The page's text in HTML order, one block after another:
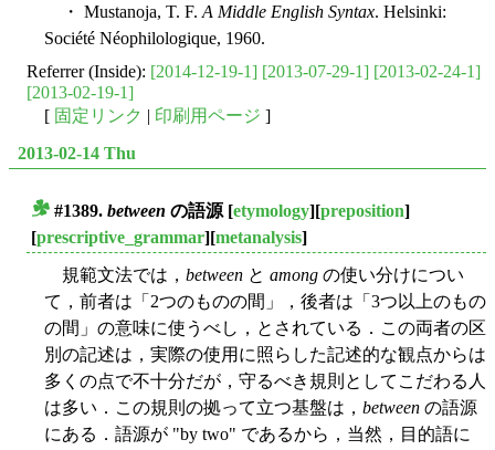
・ Mustanoja, T. F. A Middle English Syntax. Helsinki:
Société Néophilologique, 1960.
Referrer (Inside): [2014-12-19-1] [2013-07-29-1] [2013-02-24-1]
[2013-02-19-1]
[ 固定リンク | 印刷用ページ ]
2013-02-14 Thu
#1389. between の語源 [etymology][preposition]
[prescriptive_grammar][metanalysis]
規範文法では， between と among の使い分けについ
て，前者は「2つのものの間」，後者は「3つ以上のもの
の間」の意味に使うべし，とされている．この両者の区
別の記述は，実際の使用に照らした記述的な観点からは
多くの点で不十分だが，守るべき規則としてこだわる人
は多い．この規則の拠って立つ基盤は， between の語源
にある．語源が "by two" であるから，当然，目的語に